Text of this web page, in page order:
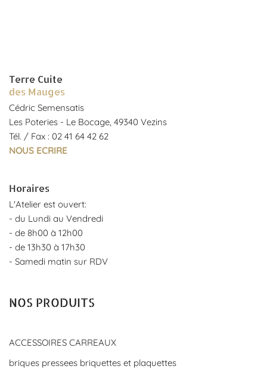
Terre Cuite
des Mauges
Cédric Semensatis
Les Poteries - Le Bocage, 49340 Vezins
Tél. / Fax : 02 41 64 42 62
NOUS ECRIRE
Horaires
L'Atelier est ouvert:
- du Lundi au Vendredi
- de 8h00 à 12h00
- de 13h30 à 17h30
- Samedi matin sur RDV
NOS PRODUITS
ACCESSOIRES CARREAUX
briques pressees briquettes et plaquettes